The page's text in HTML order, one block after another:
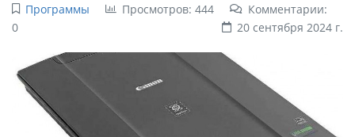
Программы Просмотров: 444
Комментарии:
0
20 сентября 2024 г.